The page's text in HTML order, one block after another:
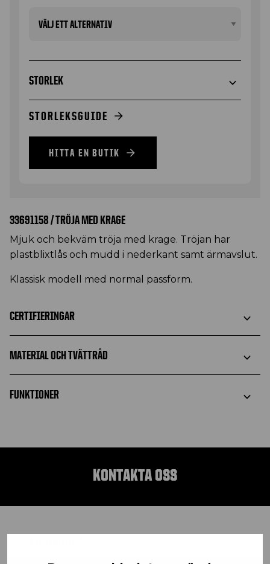
STORLEK
STORLEKSGUIDE
HITTA EN BUTIK
33691158 / TRÖJA MED KRAGE
Mjuk och bekväm tröja med krage. Tröjan har
plastblixtlås och mudd i nederkant samt ärmavslut.
Klassisk modell med normal passform.
CERTIFIERINGAR
MATERIAL OCH TVÄTTRÅD
FUNKTIONER
KONTAKTA OSS